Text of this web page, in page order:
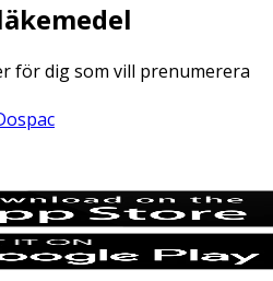
för dig som vill prenumerera